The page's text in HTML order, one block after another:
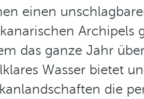
einen
Archipels
das ganze Jahr
Wasser bietet
die